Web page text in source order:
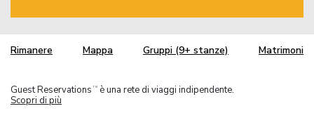
Rimanere Mappa Gruppi (9+ stanze) Matrimoni
Guest Reservations TM
è una rete di viaggi indipendente.
Scopri di più